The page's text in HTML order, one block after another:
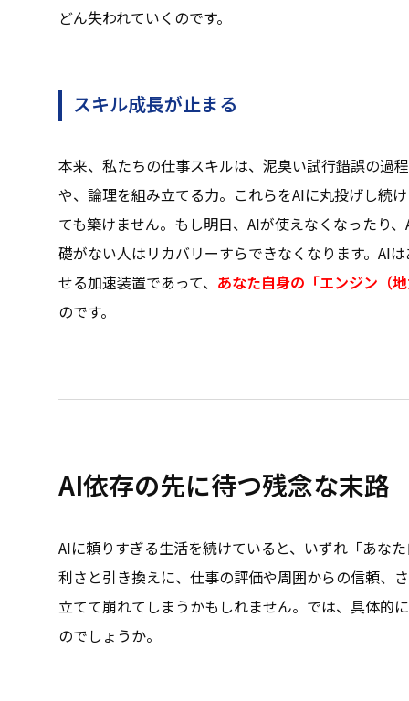
どん失われていくのです。
スキル成長が止まる
本来、私たちの仕事スキルは、泥臭い試行錯誤の過
や、論理を組み立てる力。これらをAIに丸投げし続
ても築けません。もし明日、AIが使えなくなったり
礎がない人はリカバリーすらできなくなります。AI
せる加速装置であって、 あなた自身の「エンジン（
のです。
AI依存の先に待つ残念な末路
AIに頼りすぎる生活を続けていると、いずれ「あな
利さと引き換えに、仕事の評価や周囲からの信頼、
立てて崩れてしまうかもしれません。では、具体的
のでしょうか。